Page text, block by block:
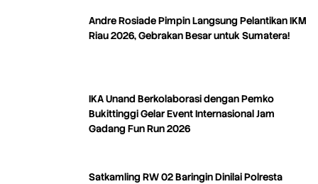
Andre Rosiade Pimpin Langsung Pelantikan IKM
Riau 2026, Gebrakan Besar untuk Sumatera!
IKA Unand Berkolaborasi dengan Pemko
Bukittinggi Gelar Event Internasional Jam
Gadang Fun Run 2026
Satkamling RW 02 Baringin Dinilai Polresta